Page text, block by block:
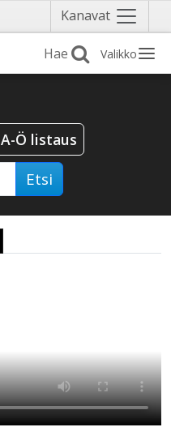
Kanavat Näytä
valikko
Valikko
A-Ö listaus
Etsi